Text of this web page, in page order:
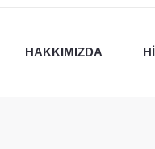
HAKKIMIZDA